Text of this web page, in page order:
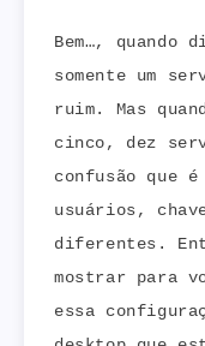
Bem…, quando
somente um
ruim. Mas
cinco, dez
confusão que
usuários,
diferentes.
mostrar para
essa